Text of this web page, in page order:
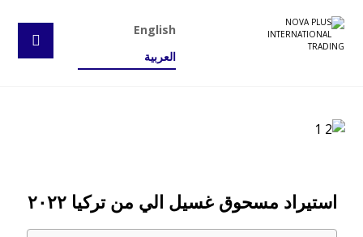
English
العربية
استيراد مسحوق غسيل الي من تركيا ٢٠٢٢